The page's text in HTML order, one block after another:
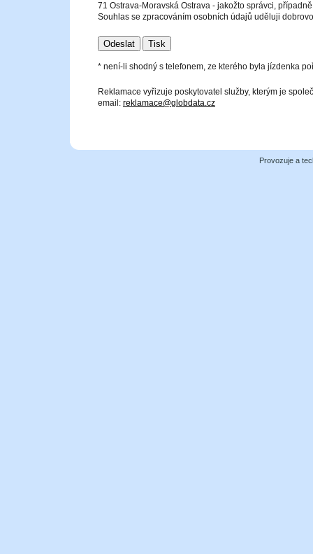
71 Ostrava-Moravská Ostrava - jakožto správci,
Souhlas se zpracováním osobních údajů uděluji
* není-li shodný s telefonem, ze kterého byla jízdenka
Reklamace vyřizuje poskytovatel služby, kterým je
email: reklamace@globdata.cz
Provozuje a